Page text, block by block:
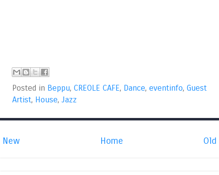
Posted in Beppu, CREOLE CAFE, Dance, eventinfo, Guest
Artist, House, Jazz
New Old
Home